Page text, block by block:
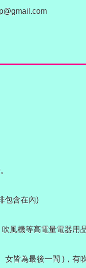
包含在內)
風機等高電量電器用品
皆為最後一間 )，有吹